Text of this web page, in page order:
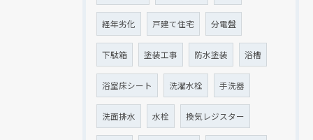
経年劣化 戸建て住宅 分電盤
下駄箱 塗装工事 防水塗装 浴槽
浴室床シート 洗濯水栓 手洗器
洗面排水 水栓 換気レジスター